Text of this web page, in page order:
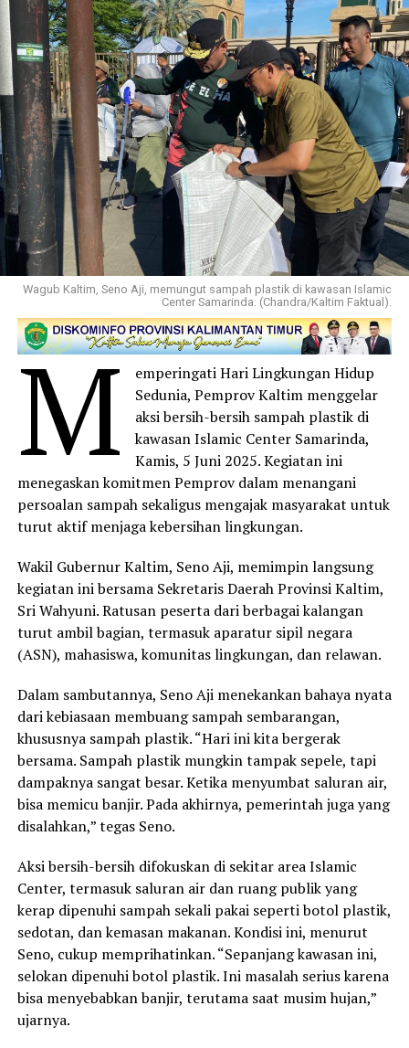
Wagub Kaltim, Seno Aji, memungut sampah plastik di kawasan Islamic
Center Samarinda. (Chandra/Kaltim Faktual).
M
emperingati Hari Lingkungan Hidup
Sedunia, Pemprov Kaltim menggelar
aksi bersih-bersih sampah plastik di
kawasan Islamic Center Samarinda,
Kamis, 5 Juni 2025. Kegiatan ini
menegaskan komitmen Pemprov dalam menangani
persoalan sampah sekaligus mengajak masyarakat untuk
turut aktif menjaga kebersihan lingkungan.
Wakil Gubernur Kaltim, Seno Aji, memimpin langsung
kegiatan ini bersama Sekretaris Daerah Provinsi Kaltim,
Sri Wahyuni. Ratusan peserta dari berbagai kalangan
turut ambil bagian, termasuk aparatur sipil negara
(ASN), mahasiswa, komunitas lingkungan, dan relawan.
Dalam sambutannya, Seno Aji menekankan bahaya nyata
dari kebiasaan membuang sampah sembarangan,
khususnya sampah plastik. “Hari ini kita bergerak
bersama. Sampah plastik mungkin tampak sepele, tapi
dampaknya sangat besar. Ketika menyumbat saluran air,
bisa memicu banjir. Pada akhirnya, pemerintah juga yang
disalahkan,” tegas Seno.
Aksi bersih-bersih difokuskan di sekitar area Islamic
Center, termasuk saluran air dan ruang publik yang
kerap dipenuhi sampah sekali pakai seperti botol plastik,
sedotan, dan kemasan makanan. Kondisi ini, menurut
Seno, cukup memprihatinkan. “Sepanjang kawasan ini,
selokan dipenuhi botol plastik. Ini masalah serius karena
bisa menyebabkan banjir, terutama saat musim hujan,”
ujarnya.